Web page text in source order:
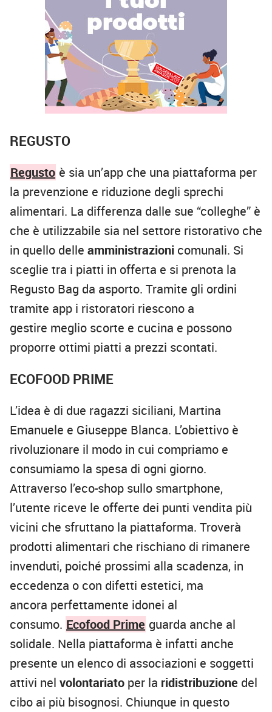
REGUSTO
Regusto è sia un’app che una piattaforma per
la prevenzione e riduzione degli sprechi
alimentari. La differenza dalle sue “colleghe” è
che è utilizzabile sia nel settore ristorativo che
in quello delle amministrazioni comunali. Si
sceglie tra i piatti in offerta e si prenota la
Regusto Bag da asporto. Tramite gli ordini
tramite app i ristoratori riescono a
gestire meglio scorte e cucina e possono
proporre ottimi piatti a prezzi scontati.
ECOFOOD PRIME
L’idea è di due ragazzi siciliani, Martina
Emanuele e Giuseppe Blanca. L’obiettivo è
rivoluzionare il modo in cui compriamo e
consumiamo la spesa di ogni giorno.
Attraverso l’eco-shop sullo smartphone,
l’utente riceve le offerte dei punti vendita più
vicini che sfruttano la piattaforma. Troverà
prodotti alimentari che rischiano di rimanere
invenduti, poiché prossimi alla scadenza, in
eccedenza o con difetti estetici, ma
ancora perfettamente idonei al
consumo. Ecofood Prime guarda anche al
solidale. Nella piattaforma è infatti anche
presente un elenco di associazioni e soggetti
attivi nel volontariato per la ridistribuzione del
cibo ai più bisognosi. Chiunque in questo